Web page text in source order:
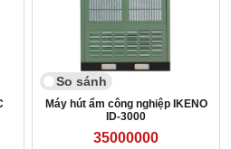
So sánh
Máy hút ẩm công nghiệp IKENO
ID-3000
35000000